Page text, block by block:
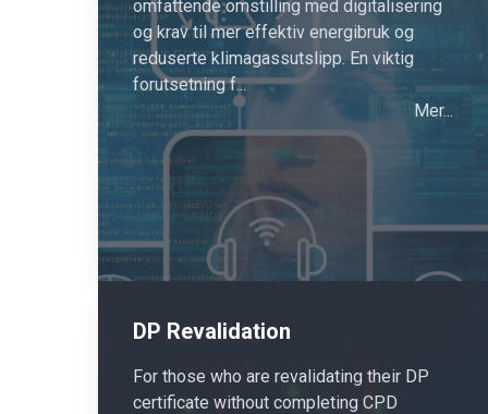
omfattende omstilling med digitalisering
og krav til mer effektiv energibruk og
reduserte klimagassutslipp. En viktig
forutsetning f...
Mer...
DP Revalidation
For those who are revalidating their DP
certificate without completing CPD